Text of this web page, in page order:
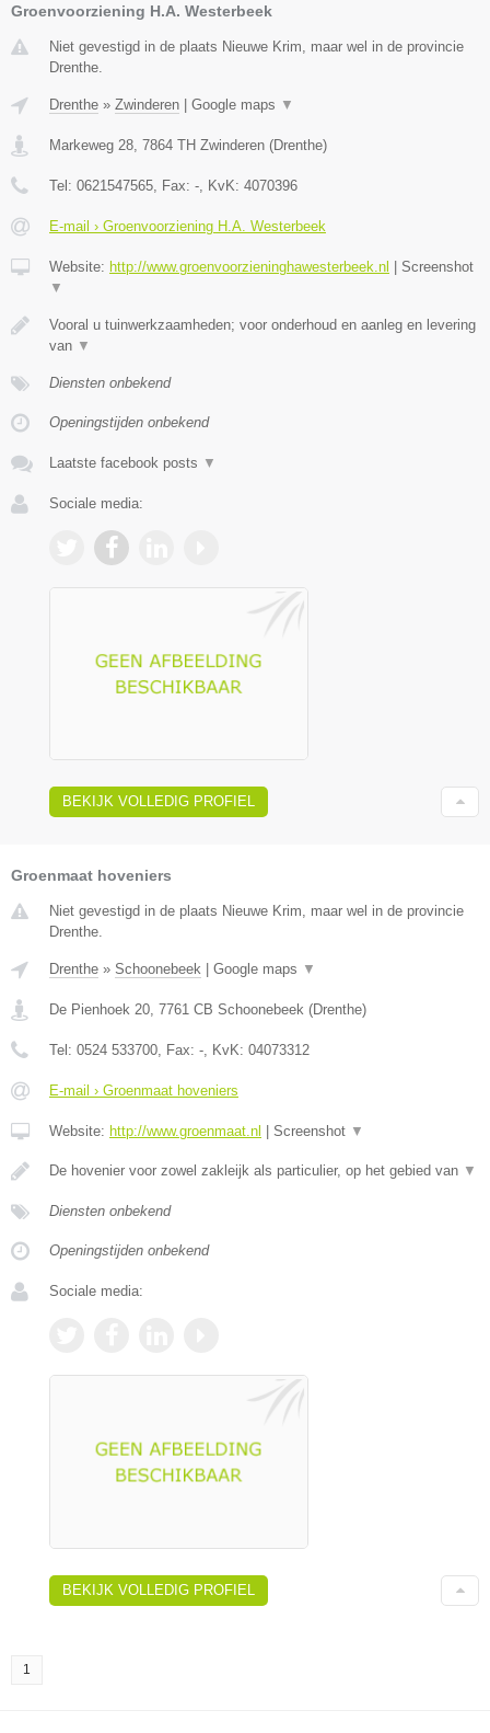
Groenvoorziening H.A. Westerbeek
Niet gevestigd in de plaats Nieuwe Krim, maar wel in de provincie
Drenthe.
Drenthe » Zwinderen | Google maps ▼
Markeweg 28 7864 TH Zwinderen (Drenthe)
Tel: 0621547565 , Fax: - , KvK: 4070396
E-mail › Groenvoorziening H.A. Westerbeek
Website: http://www.groenvoorzieninghawesterbeek.nl | Screenshot
▼
Vooral u tuinwerkzaamheden; voor onderhoud en aanleg en levering
van ▼
Diensten onbekend
Openingstijden onbekend
Laatste facebook posts ▼
Sociale media:
BEKIJK VOLLEDIG PROFIEL
Groenmaat hoveniers
Niet gevestigd in de plaats Nieuwe Krim, maar wel in de provincie
Drenthe.
Drenthe » Schoonebeek Google maps ▼
De Pienhoek 20, 7761 CB Schoonebeek (Drenthe)
Tel: 0524 533700, Fax: -, KvK: 04073312
E-mail › Groenmaat hoveniers
Website: http://www.groenmaat.nl Screenshot ▼
De hovenier voor zowel zakleijk als particulier, op het gebied van ▼
Diensten onbekend
Openingstijden onbekend
Sociale media:
BEKIJK VOLLEDIG PROFIEL
1